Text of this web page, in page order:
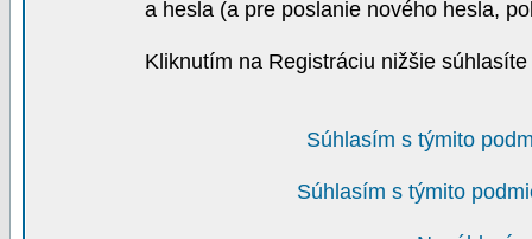
a hesla (a pre poslanie nového hesla,
Kliknutím na Registráciu nižšie
Súhlasím s týmito
Súhlasím s týmito